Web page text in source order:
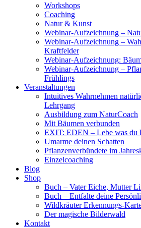
Workshops
Coaching
Natur & Kunst
Webinar-Aufzeichnung –
Webinar-Aufzeichnung –
Kraftfelder
Webinar-Aufzeichnung:
Webinar-Aufzeichnung –
Frühlings
Veranstaltungen
Intuitives Wahrnehmen
Lehrgang
Ausbildung zum NaturCoach
Mit Bäumen verbunden
EXIT: EDEN – Lebe was du
Umarme deinen Schatten
Pflanzenverbündete im
Einzelcoaching
Blog
Shop
Buch – Vater Eiche, Mutter
Buch – Entfalte deine
Wildkräuter Erkennungs-
Der magische Bilderwald
Kontakt